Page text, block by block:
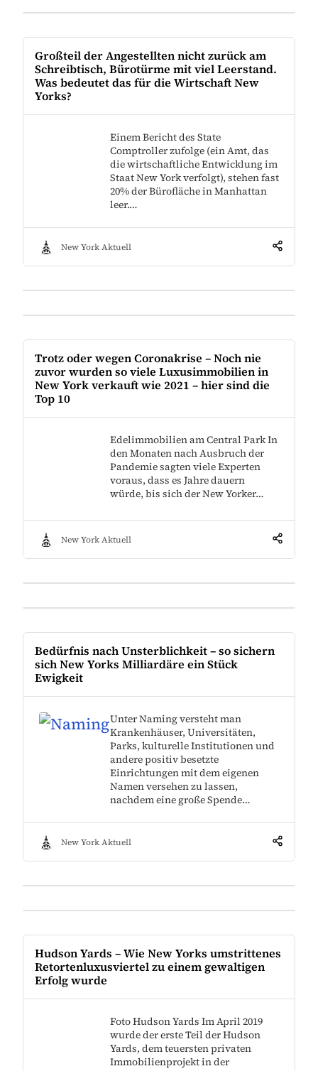
Großteil der Angestellten nicht zurück am
Schreibtisch, Bürotürme mit viel Leerstand.
Was bedeutet das für die Wirtschaft New
Yorks?
Einem Bericht des State
Comptroller zufolge (ein Amt, das
die wirtschaftliche Entwicklung im
Staat New York verfolgt), stehen fast
20% der Bürofläche in Manhattan
leer.…
New York Aktuell
Trotz oder wegen Coronakrise – Noch nie
zuvor wurden so viele Luxusimmobilien in
New York verkauft wie 2021 – hier sind die
Top 10
Edelimmobilien am Central Park In
den Monaten nach Ausbruch der
Pandemie sagten viele Experten
voraus, dass es Jahre dauern
würde, bis sich der New Yorker…
New York Aktuell
Bedürfnis nach Unsterblichkeit – so sichern
sich New Yorks Milliardäre ein Stück
Ewigkeit
Unter Naming versteht man
Krankenhäuser, Universitäten,
Parks, kulturelle Institutionen und
andere positiv besetzte
Einrichtungen mit dem eigenen
Namen versehen zu lassen,
nachdem eine große Spende…
New York Aktuell
Hudson Yards – Wie New Yorks umstrittenes
Retortenluxusviertel zu einem gewaltigen
Erfolg wurde
Foto Hudson Yards Im April 2019
wurde der erste Teil der Hudson
Yards, dem teuersten privaten
Immobilienprojekt in der